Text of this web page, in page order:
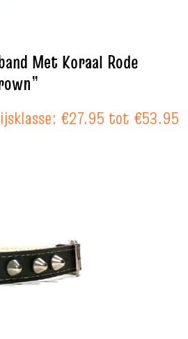
Met Koraal Rode
€27.95 tot €53.95